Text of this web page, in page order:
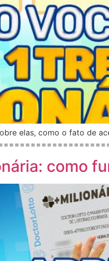
elas, como o fato de
como